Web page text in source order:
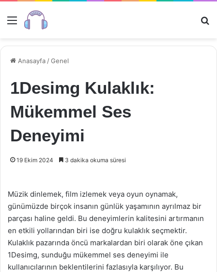
Menü
Anasayfa /Genel
1Desimg Kulaklık:
Mükemmel Ses
Deneyimi
19 Ekim 2024 3 dakika okuma süresi
Müzik dinlemek, film izlemek veya oyun oynamak,
günümüzde birçok insanın günlük yaşamının ayrılmaz bir
parçası haline geldi. Bu deneyimlerin kalitesini artırmanın
en etkili yollarından biri ise doğru kulaklık seçmektir.
Kulaklık pazarında öncü markalardan biri olarak öne çıkan
1Desimg, sunduğu mükemmel ses deneyimi ile
kullanıcılarının beklentilerini fazlasıyla karşılıyor. Bu